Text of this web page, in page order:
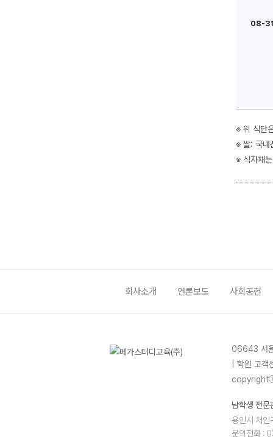
08-
※ 위 식단
※ 쌀: 국내
※ 식자재
회사소개 언론보도 사회공헌
06643 서
| 학원 고
남학생 전문
용인시 처
문의전화 :